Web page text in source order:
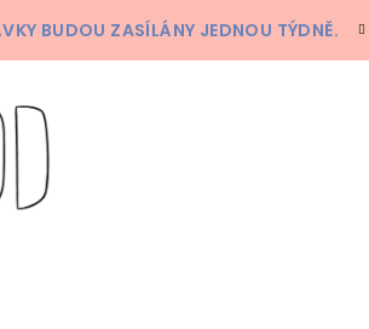
BUDOU ZASÍLÁNY JEDNOU TÝDNĚ.